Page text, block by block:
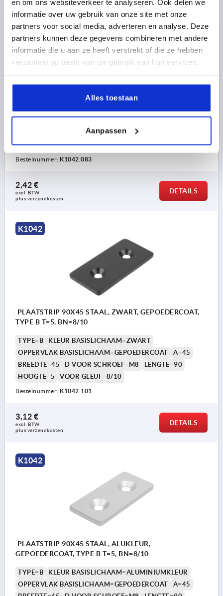
en om ons websiteverkeer te analyseren. Ook delen we
informatie over uw gebruik van onze site met onze
partners voor social media, adverteren en analyse. Deze
partners kunnen deze gegevens combineren met andere
informatie die u aan ze heeft verstrekt of die ze hebben
verzameld op basis van uw gebruik van hun services.
Alles toestaan
Aanpassen
D VOOR SCHROEF=M8
HOOGTE=5
VOOR GLEUF=8/10
Bestelnummer: K1042.083
2,42 €
excl. BTW
plus verzendkosten
DETAILS
K1042
PLAATSTRIP 90X45 STAAL, ZWART, GEPOEDERCOAT,
TYPE B T=5, BN=8/10
TYPE=B
KLEUR BASISLICHAAM=ZWART
OPPERVLAK BASISLICHAAM=GEPOEDERCOAT
A=45
BREEDTE=45
D VOOR SCHROEF=M8
LENGTE=90
HOOGTE=5
VOOR GLEUF=8/10
Bestelnummer: K1042.101
3,12 €
excl. BTW
plus verzendkosten
DETAILS
K1042
PLAATSTRIP 90X45 STAAL, ALUKLEUR,
GEPOEDERCOAT, TYPE B T=5, BN=8/10
TYPE=B
KLEUR BASISLICHAAM=ALUMINIUMKLEUR
OPPERVLAK BASISLICHAAM=GEPOEDERCOAT
A=45